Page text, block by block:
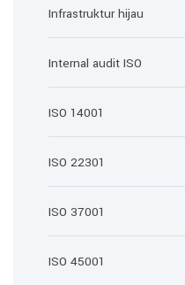
Infrastruktur hijau
Internal audit ISO
ISO 14001
ISO 22301
ISO 37001
ISO 45001